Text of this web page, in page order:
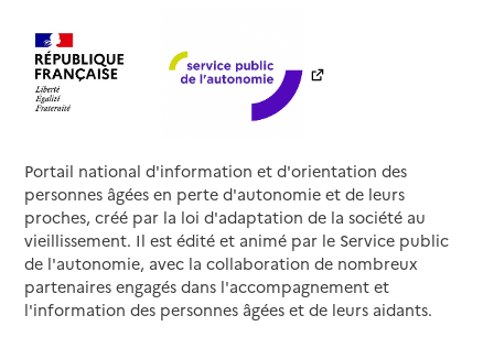
Portail national d'information et d'orientation des
personnes âgées en perte d'autonomie et de leurs
proches, créé par la loi d'adaptation de la société au
vieillissement. Il est édité et animé par le Service public
de l'autonomie, avec la collaboration de nombreux
partenaires engagés dans l'accompagnement et
l'information des personnes âgées et de leurs aidants.